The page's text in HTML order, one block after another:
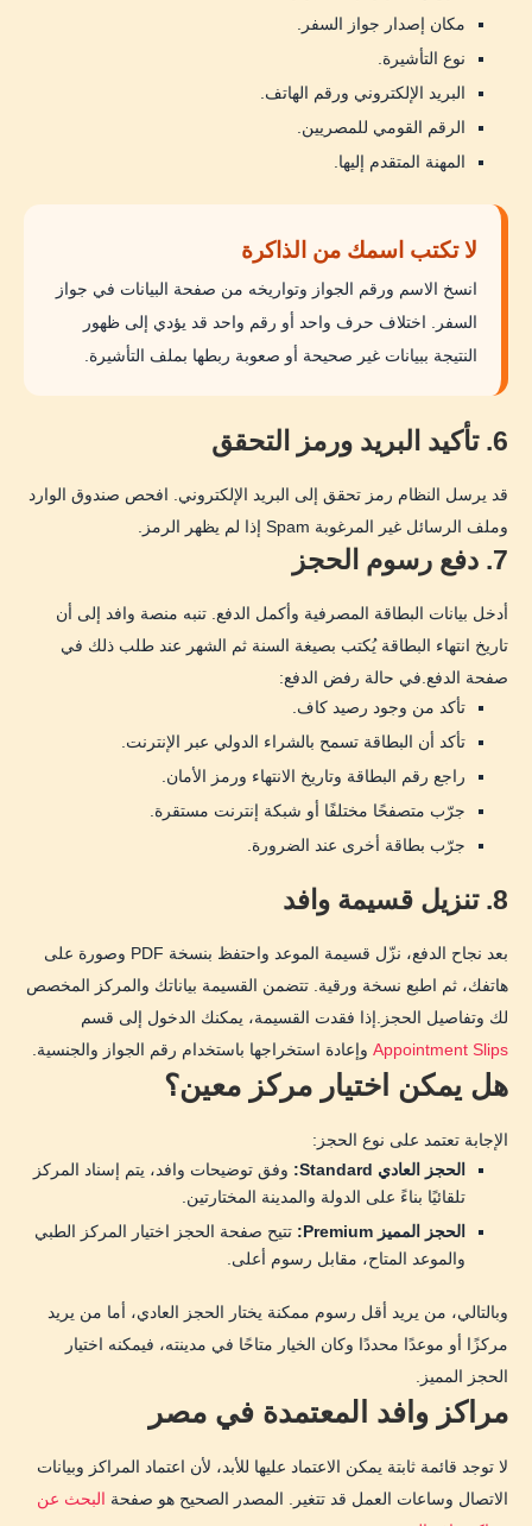
مكان إصدار جواز السفر.
نوع التأشيرة.
البريد الإلكتروني ورقم الهاتف.
الرقم القومي للمصريين.
المهنة المتقدم إليها.
لا تكتب اسمك من الذاكرة
انسخ الاسم ورقم الجواز وتواريخه من صفحة البيانات في جواز
السفر. اختلاف حرف واحد أو رقم واحد قد يؤدي إلى ظهور
النتيجة ببيانات غير صحيحة أو صعوبة ربطها بملف التأشيرة.
6. تأكيد البريد ورمز التحقق
قد يرسل النظام رمز تحقق إلى البريد الإلكتروني. افحص صندوق الوارد
وملف الرسائل غير المرغوبة Spam إذا لم يظهر الرمز.
7. دفع رسوم الحجز
أدخل بيانات البطاقة المصرفية وأكمل الدفع. تنبه منصة وافد إلى أن
تاريخ انتهاء البطاقة يُكتب بصيغة السنة ثم الشهر عند طلب ذلك في
صفحة الدفع.في حالة رفض الدفع:
تأكد من وجود رصيد كاف.
تأكد أن البطاقة تسمح بالشراء الدولي عبر الإنترنت.
راجع رقم البطاقة وتاريخ الانتهاء ورمز الأمان.
جرّب متصفحًا مختلفًا أو شبكة إنترنت مستقرة.
جرّب بطاقة أخرى عند الضرورة.
8. تنزيل قسيمة وافد
بعد نجاح الدفع، نزّل قسيمة الموعد واحتفظ بنسخة PDF وصورة على
هاتفك، ثم اطبع نسخة ورقية. تتضمن القسيمة بياناتك والمركز المخصص
لك وتفاصيل الحجز.إذا فقدت القسيمة، يمكنك الدخول إلى قسم
Appointment Slips وإعادة استخراجها باستخدام رقم الجواز والجنسية.
هل يمكن اختيار مركز معين؟
الإجابة تعتمد على نوع الحجز:
الحجز العادي Standard:
وفق توضيحات وافد، يتم إسناد المركز
تلقائيًا بناءً على الدولة والمدينة المختارتين.
الحجز المميز Premium:
تتيح صفحة الحجز اختيار المركز الطبي
والموعد المتاح، مقابل رسوم أعلى.
وبالتالي، من يريد أقل رسوم ممكنة يختار الحجز العادي، أما من يريد
مركزًا أو موعدًا محددًا وكان الخيار متاحًا في مدينته، فيمكنه اختيار
الحجز المميز.
مراكز وافد المعتمدة في مصر
لا توجد قائمة ثابتة يمكن الاعتماد عليها للأبد، لأن اعتماد المراكز وبيانات
الاتصال وساعات العمل قد تتغير. المصدر الصحيح هو صفحة البحث عن